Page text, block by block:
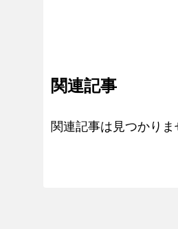
関連記事
関連記事は見つかりま